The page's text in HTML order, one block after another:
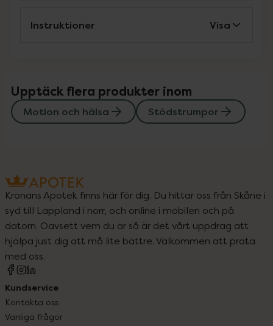
Instruktioner Visa
Upptäck flera produkter inom
Motion och hälsa Stödstrumpor
Kronans Apotek finns här för dig. Du hittar oss från Skåne i
syd till Lappland i norr, och online i mobilen och på
datorn. Oavsett vem du är så är det vårt uppdrag att
hjälpa just dig att må lite bättre. Välkommen att prata
med oss.
Kundservice
Kontakta oss
Vanliga frågor